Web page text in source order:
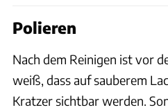
Polieren
Nach dem Reinigen ist vor
weiß, dass auf sauberem
Kratzer sichtbar werden.